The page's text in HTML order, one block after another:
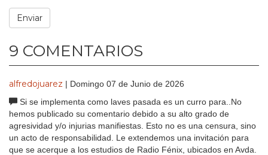
9 COMENTARIOS
alfredojuarez | Domingo 07 de Junio de 2026
Si se implementa como laves pasada es un curro para..No
hemos publicado su comentario debido a su alto grado de
agresividad y/o injurias manifiestas. Esto no es una censura, sino
un acto de responsabilidad. Le extendemos una invitación para
que se acerque a los estudios de Radio Fénix, ubicados en Avda.